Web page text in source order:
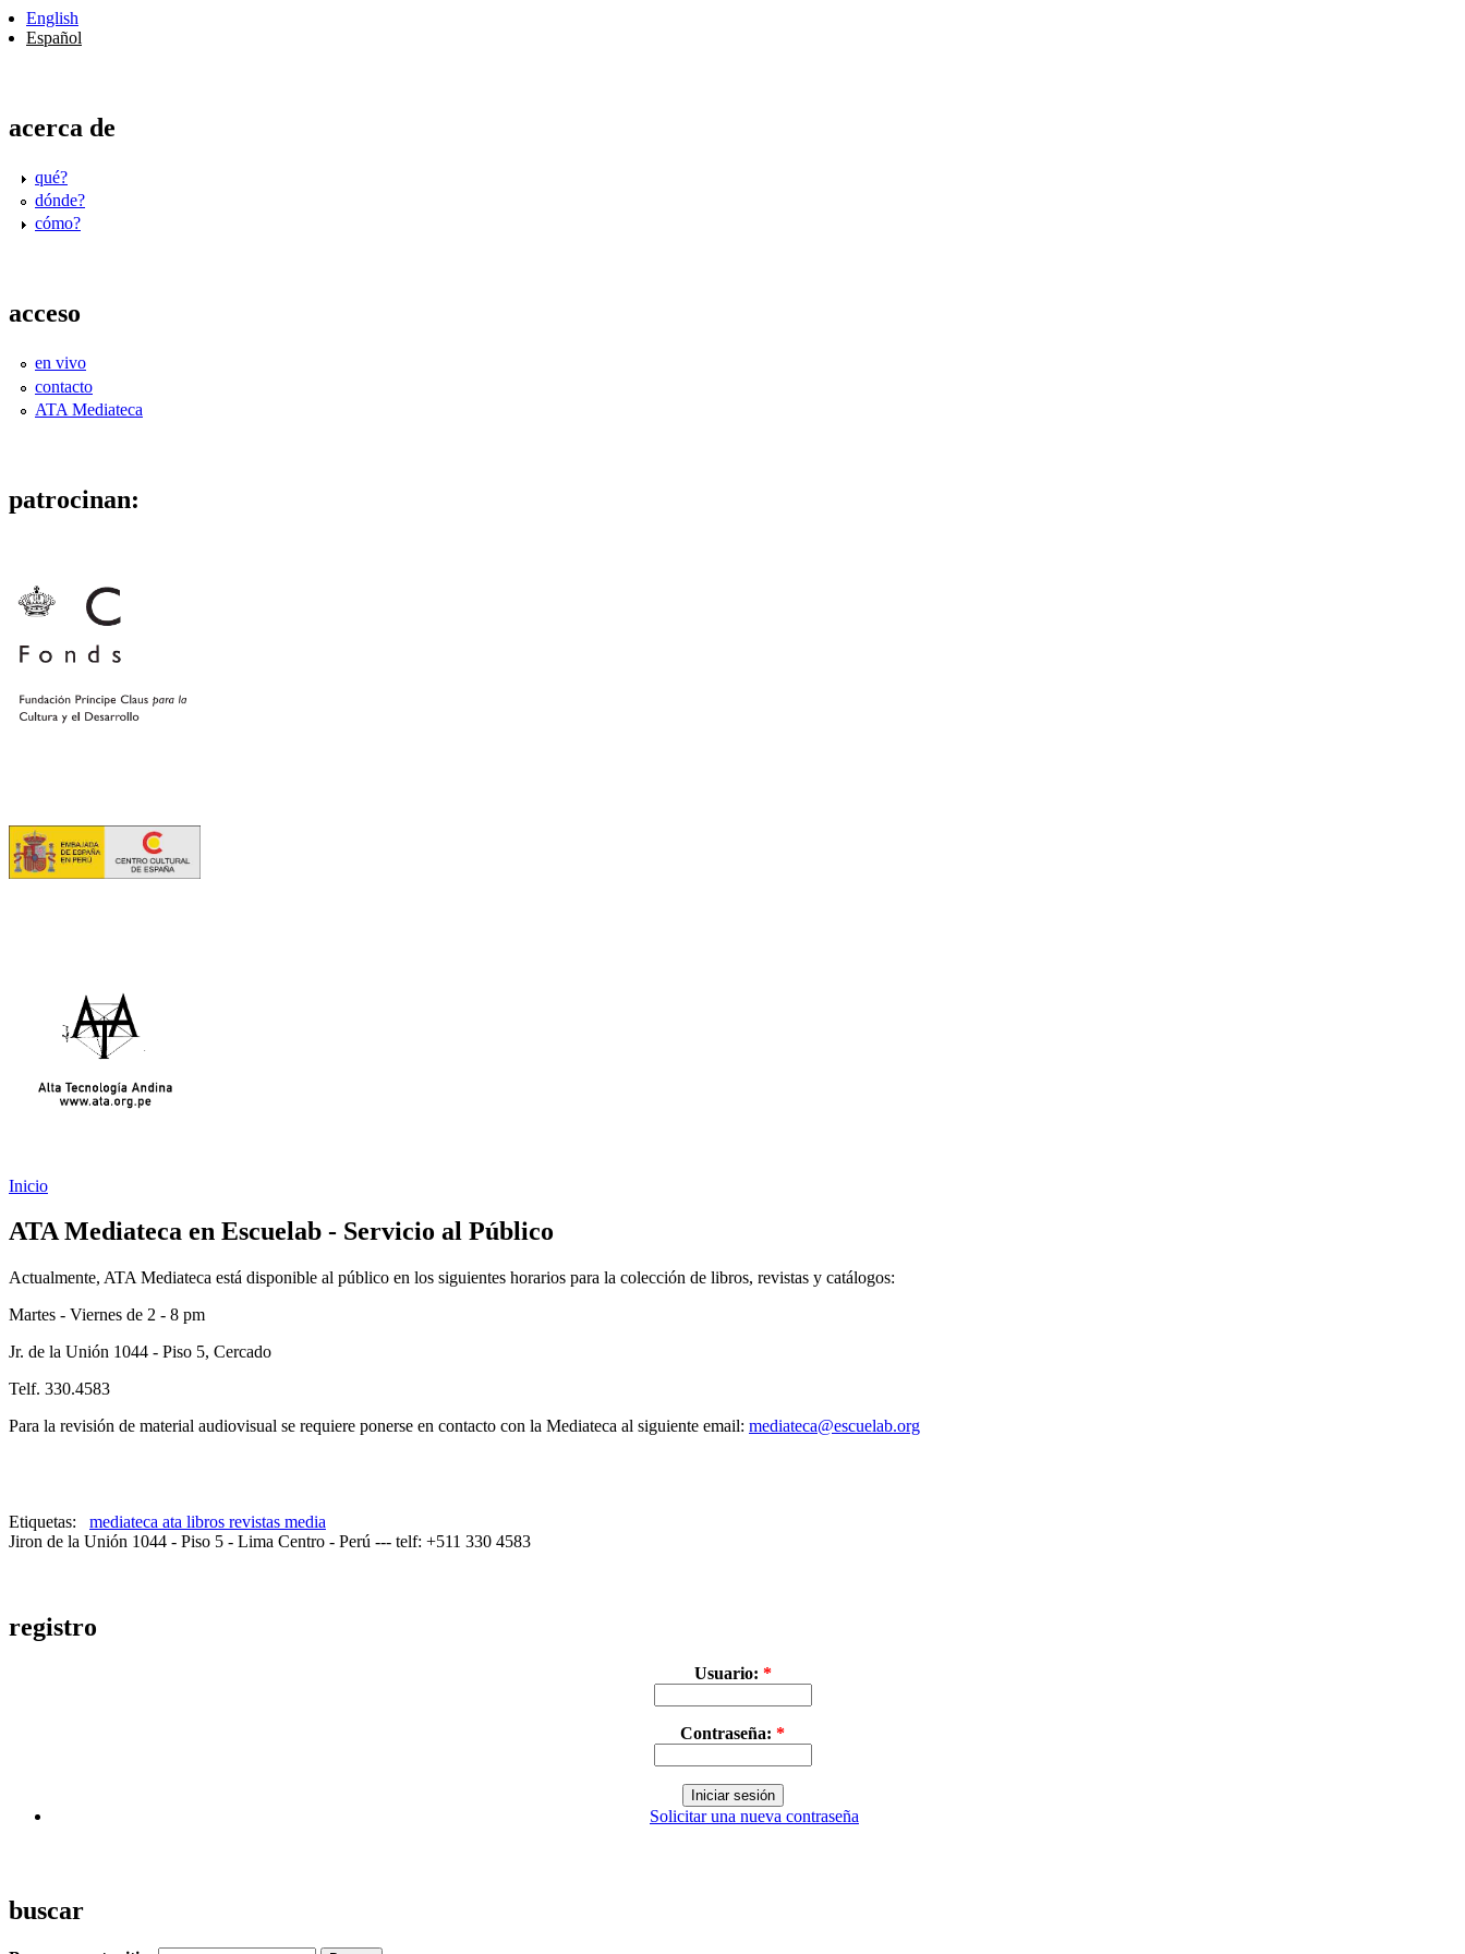
English
Español
acerca de
qué?
dónde?
cómo?
acceso
en vivo
contacto
ATA Mediateca
patrocinan:
Inicio
ATA Mediateca en Escuelab - Servicio al Público
Actualmente, ATA Mediateca está disponible al público en los siguientes horarios para la colección de libros, revistas y catálogos:
Martes - Viernes de 2 - 8 pm
Jr. de la Unión 1044 - Piso 5, Cercado
Telf. 330.4583
Para la revisión de material audiovisual se requiere ponerse en contacto con la Mediateca al siguiente email: mediateca@escuelab.org
Etiquetas:
mediateca ata libros revistas media
Jiron de la Unión 1044 - Piso 5 - Lima Centro - Perú --- telf: +511 330 4583
registro
Usuario: *
Contraseña: *
Solicitar una nueva contraseña
buscar